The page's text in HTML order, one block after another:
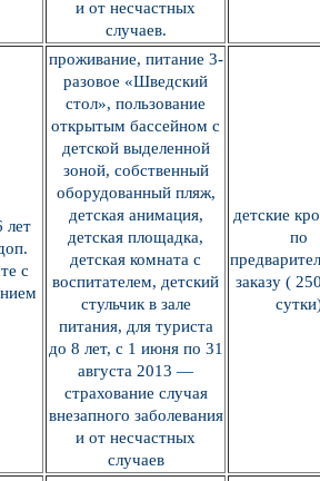
и от несчастных
случаев.
лет
с
проживание, питание 3-
разовое «Шведский
стол», пользование
открытым бассейном с
детской выделенной
зоной, собственный
оборудованный пляж,
детская анимация,
детская площадка,
детская комната с
воспитателем, детский
стульчик в зале
питания, для туриста
до 8 лет, с 1 июня по 31
августа 2013 —
страхование случая
внезапного заболевания
и от несчастных
случаев
детские
по
заказу (